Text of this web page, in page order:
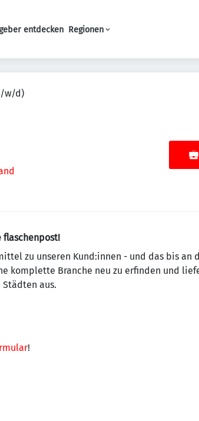
Navigation
entdecken Regionen
w/d)
zu unseren Kund:innen - und das bis an
komplette Branche neu zu erfinden und
Städten aus.
!